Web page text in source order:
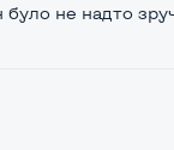
M.2 2280
було не надто